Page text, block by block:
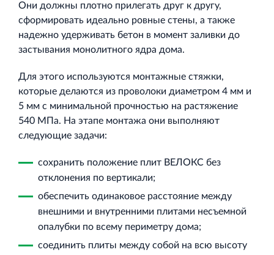
Они должны плотно прилегать друг к другу,
сформировать идеально ровные стены, а также
надежно удерживать бетон в момент заливки до
застывания монолитного ядра дома.
Для этого используются монтажные стяжки,
которые делаются из проволоки диаметром 4 мм и
5 мм с минимальной прочностью на растяжение
540 МПа. На этапе монтажа они выполняют
следующие задачи:
сохранить положение плит ВЕЛОКС без
отклонения по вертикали;
обеспечить одинаковое расстояние между
внешними и внутренними плитами несъемной
опалубки по всему периметру дома;
соединить плиты между собой на всю высоту